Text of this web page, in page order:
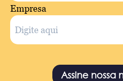
Empresa
Assine nossa